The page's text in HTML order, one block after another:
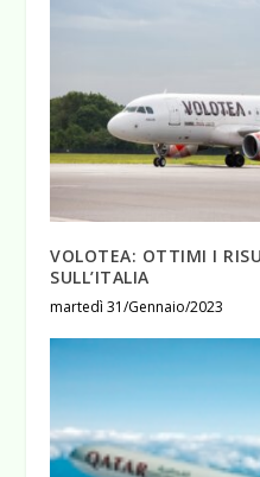
VOLOTEA: OTTIMI I
SULL’ITALIA
martedì 31/Gennaio/2023